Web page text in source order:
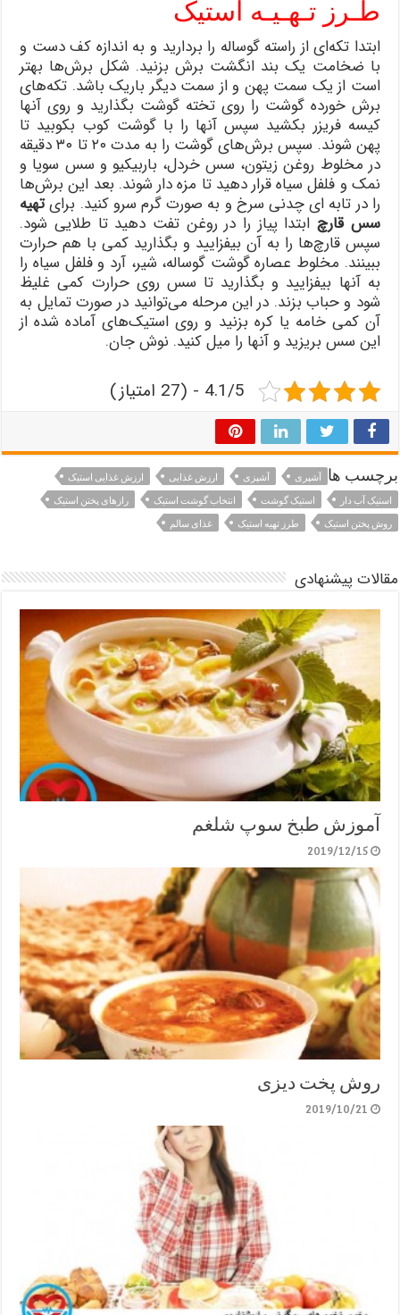
طـرز تـهـیـه استیک
ابتدا تکه‌ای از راسته گوساله را بردارید و به اندازه کف دست و
با ضخامت یک بند انگشت برش بزنید. شکل برش‌ها بهتر
است از یک سمت پهن و از سمت دیگر باریک باشد. تکه‌های
برش خورده گوشت را روی تخته گوشت بگذارید و روی آنها
کیسه فریزر بکشید سپس آنها را با گوشت کوب بکوبید تا
پهن شوند. سپس برش‌های گوشت را به مدت ۲۰ تا ۳۰ دقیقه
در مخلوط روغن زیتون، سس خردل، باربیکیو و سس سویا و
نمک و فلفل سیاه قرار دهید تا مزه دار شوند. بعد این برش‌ها
را در تابه ای چدنی سرخ و به صورت گرم سرو کنید. برایتهیه
سس قارچابتدا پیاز را در روغن تفت دهید تا طلایی شود.
سپس قارچ‌ها را به آن بیفزایید و بگذارید کمی با هم حرارت
ببینند. مخلوط عصاره گوشت گوساله، شیر، آرد و فلفل سیاه را
به آنها بیفزایید و بگذارید تا سس روی حرارت کمی غلیظ
شود و حباب بزند. در این مرحله می‌توانید در صورت تمایل به
آن کمی خامه یا کره بزنید و روی استیک‌های آماده شده از
این سس بریزید و آنها را میل کنید. نوش جان.
4.1/5 - (27 امتیاز)
برچسب ها آشپری آشپزی ارزش غذایی
ارزش غذایی استیک
استیک آب دار
استیک گوشت انتخاب گوشت استیک
رازهای پختن استیک
روش پختن استیک
طرز تهیه استیک غذای سالم
مقالات پیشنهادی
آموزش طبخ سوپ شلغم
2019/12/15
روش پخت دیزی
2019/10/21